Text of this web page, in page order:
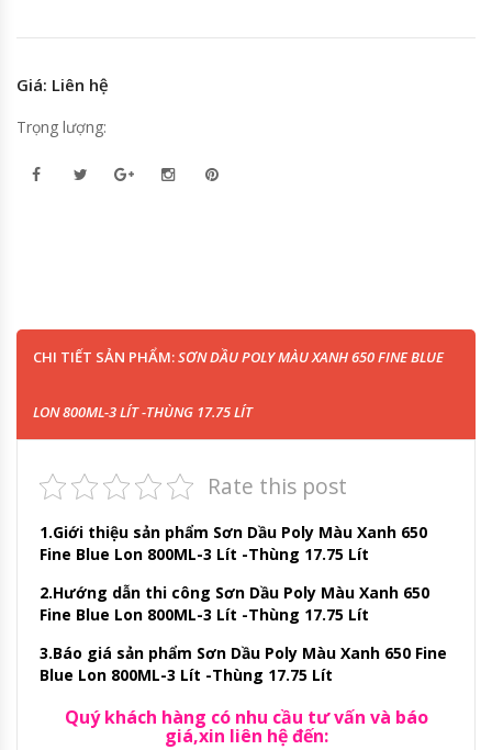
Giá: Liên hệ
Trọng lượng:
CHI TIẾT SẢN PHẨM:SƠN DẦU POLY MÀU XANH 650 FINE BLUE
LON 800ML-3 LÍT -THÙNG 17.75 LÍT
Rate this post
1.Giới thiệu sản phẩm Sơn Dầu Poly Màu Xanh 650
Fine Blue Lon 800ML-3 Lít -Thùng 17.75 Lít
2.Hướng dẫn thi công Sơn Dầu Poly Màu Xanh 650
Fine Blue Lon 800ML-3 Lít -Thùng 17.75 Lít
3.Báo giá sản phẩm Sơn Dầu Poly Màu Xanh 650 Fine
Blue Lon 800ML-3 Lít -Thùng 17.75 Lít
Quý khách hàng có nhu cầu tư vấn và báo
giá,xin liên hệ đến: